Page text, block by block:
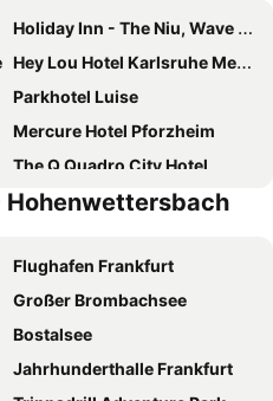
Holiday Inn - The Niu, Wave Karlsruhe Oststadt By Ihg
Hey Lou Hotel Karlsruhe Messe
Parkhotel Luise
Mercure Hotel Pforzheim
The Q Quadro City Hotel
Hotel Erbprinz - Gourmet & Spa
Schlosshotel Karlsruhe
Motel One Karlsruhe
Novotel Karlsruhe City
Hotel Ruf
Flughafen Frankfurt
Großer Brombachsee
Bostalsee
Jahrhunderthalle Frankfurt